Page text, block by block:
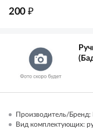
200 ₽
Производитель/Бренд:
Вид комплектующих: